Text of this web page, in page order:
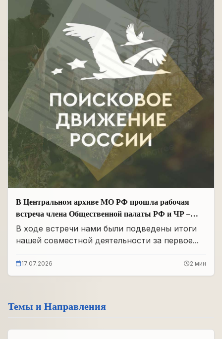
В Центральном архиве МО РФ прошла рабочая
встреча члена Общественной палаты РФ и ЧР –
Руководителя Регионального отделения «Поисковое
движение России» в ЧР Иса Сардалов с
Панковым
В ходе встречи нами были подведены итоги
нашей совместной деятельности за первое...
17.07.2026 2 мин
Темы и Направления